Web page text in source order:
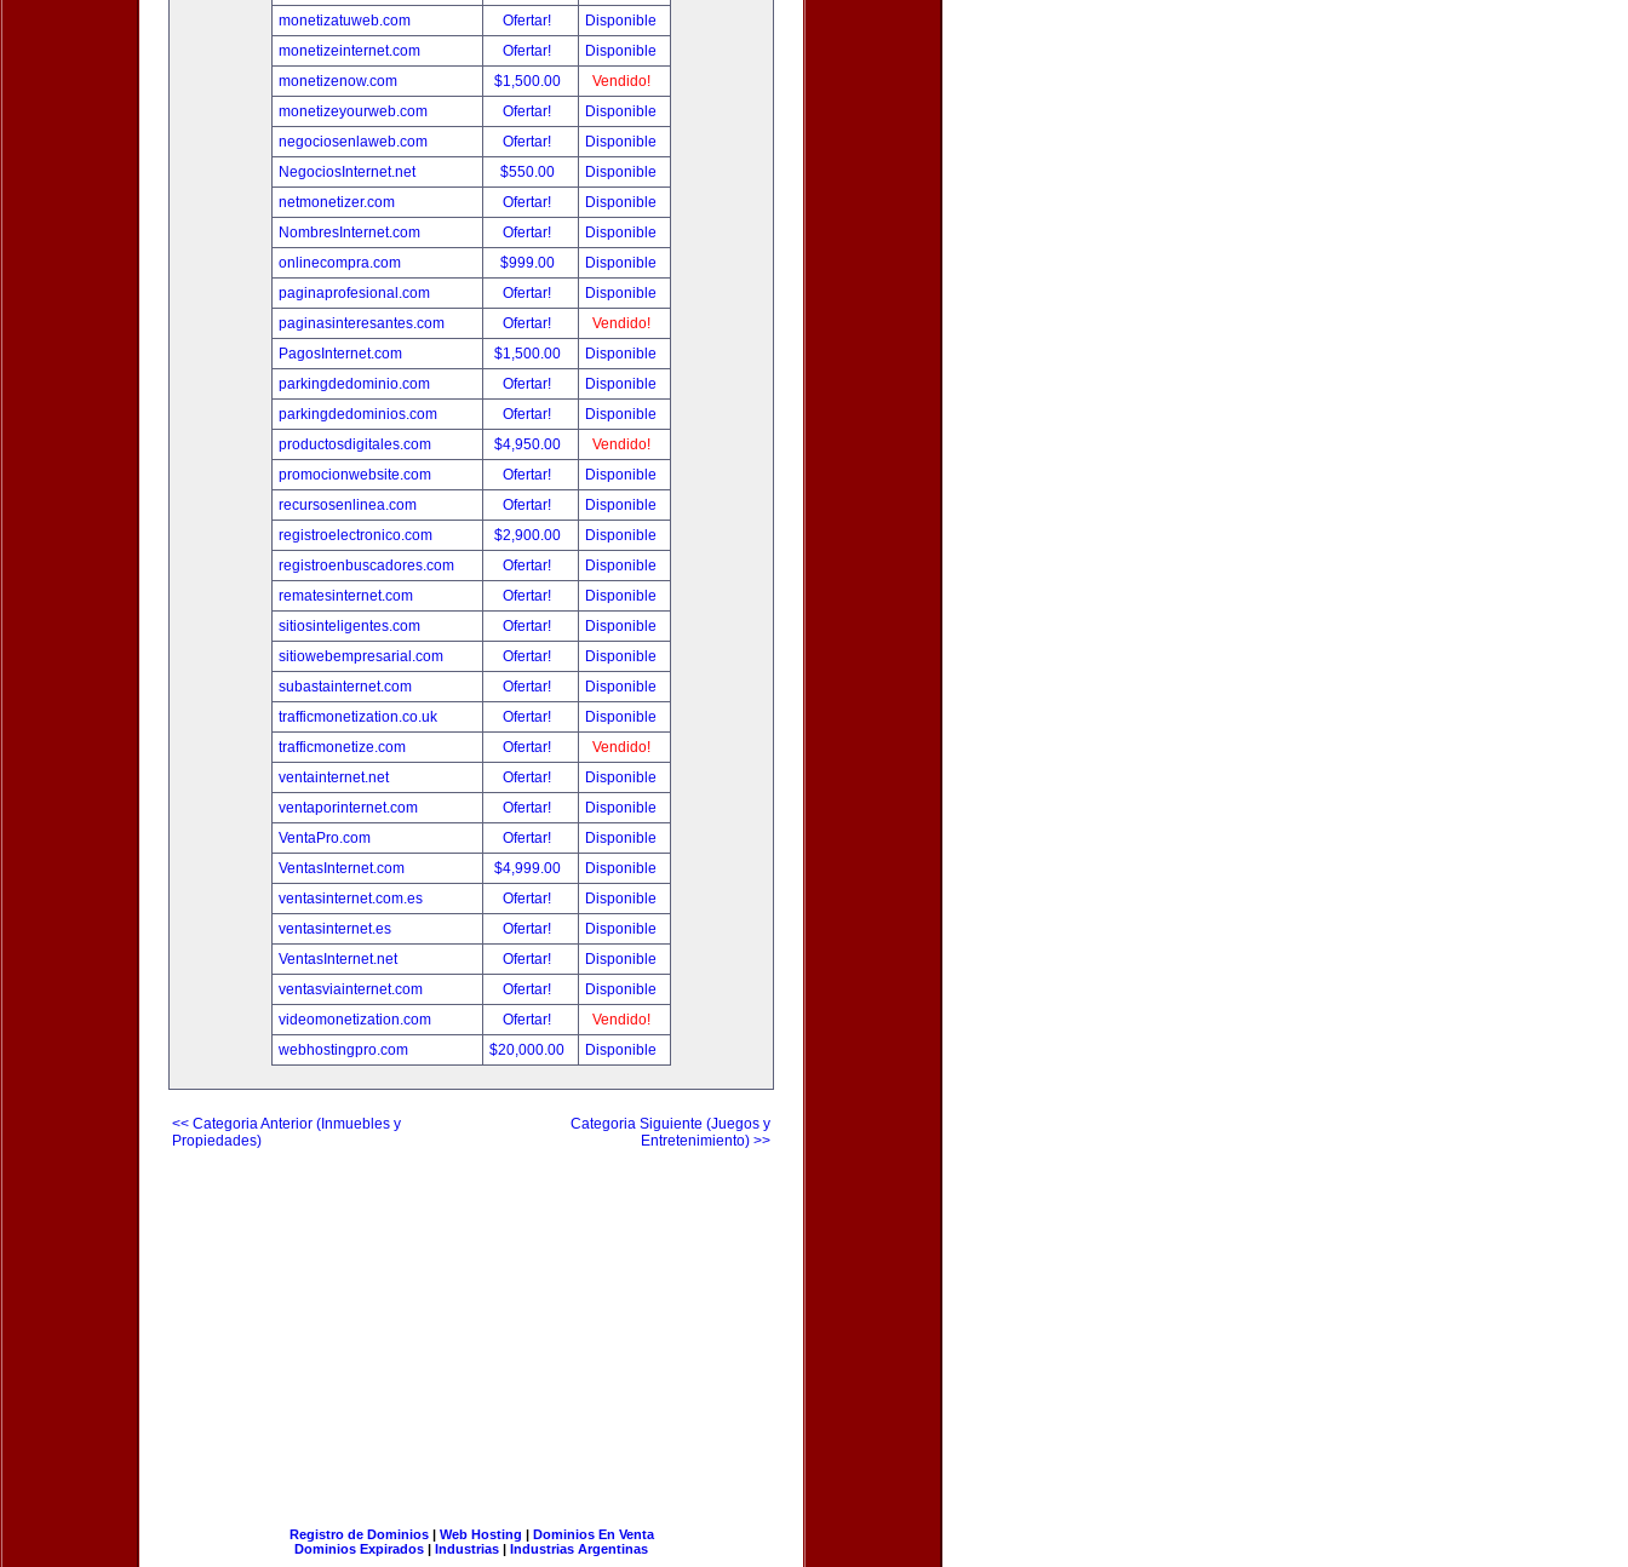
monetizatuweb.com
Ofertar!
Disponible
monetizeinternet.com
Ofertar!
Disponible
monetizenow.com
$1,500.00
Vendido!
monetizeyourweb.com
Ofertar!
Disponible
negociosenlaweb.com
Ofertar!
Disponible
NegociosInternet.net
$550.00
Disponible
netmonetizer.com
Ofertar!
Disponible
NombresInternet.com
Ofertar!
Disponible
onlinecompra.com
$999.00
Disponible
paginaprofesional.com
Ofertar!
Disponible
paginasinteresantes.com
Ofertar!
Vendido!
PagosInternet.com
$1,500.00
Disponible
parkingdedominio.com
Ofertar!
Disponible
parkingdedominios.com
Ofertar!
Disponible
productosdigitales.com
$4,950.00
Vendido!
promocionwebsite.com
Ofertar!
Disponible
recursosenlinea.com
Ofertar!
Disponible
registroelectronico.com
$2,900.00
Disponible
registroenbuscadores.com
Ofertar!
Disponible
rematesinternet.com
Ofertar!
Disponible
sitiosinteligentes.com
Ofertar!
Disponible
sitiowebempresarial.com
Ofertar!
Disponible
subastainternet.com
Ofertar!
Disponible
trafficmonetization.co.uk
Ofertar!
Disponible
trafficmonetize.com
Ofertar!
Vendido!
ventainternet.net
Ofertar!
Disponible
ventaporinternet.com
Ofertar!
Disponible
VentaPro.com
Ofertar!
Disponible
VentasInternet.com
$4,999.00
Disponible
ventasinternet.com.es
Ofertar!
Disponible
ventasinternet.es
Ofertar!
Disponible
VentasInternet.net
Ofertar!
Disponible
ventasviainternet.com
Ofertar!
Disponible
videomonetization.com
Ofertar!
Vendido!
webhostingpro.com
$20,000.00 Disponible
<< Categoria Anterior (Inmuebles y
Propiedades)
Categoria Siguiente (Juegos y
Entretenimiento) >>
Registro de Dominios| Web Hosting | Dominios En Venta
Dominios Expirados | Industrias | Industrias Argentinas